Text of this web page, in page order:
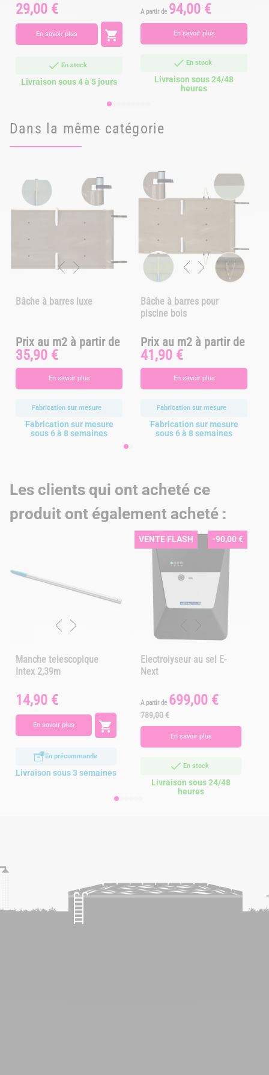
Prix
29,00 €
En savoir plus 
En stock
Livraison sous 4 à 5 jours
A partir de Prix
94,00 €
En savoir plus
En stock
Livraison sous 24/48
heures
Dans la même catégorie
Bâche à barres luxe
Prix
Prix au m2 à partir de
35,90 €
En savoir plus
Fabrication sur mesure
Fabrication sur mesure
sous 6 à 8 semaines
Bâche à barres pour
piscine bois
Prix
Prix au m2 à partir de
41,90 €
En savoir plus
Fabrication sur mesure
Fabrication sur mesure
sous 6 à 8 semaines
Les clients qui ont acheté ce
produit ont également acheté :
Manche telescopique
Intex 2,39m
Prix
14,90 €
En savoir plus 
En précommande
Livraison sous 3 semaines
VENTE FLASH -90,00 €
Electrolyseur au sel E-
Next
A partir de Prix
699,00 €Prix
base
789,00 €
En savoir plus
En stock
Livraison sous 24/48
heures